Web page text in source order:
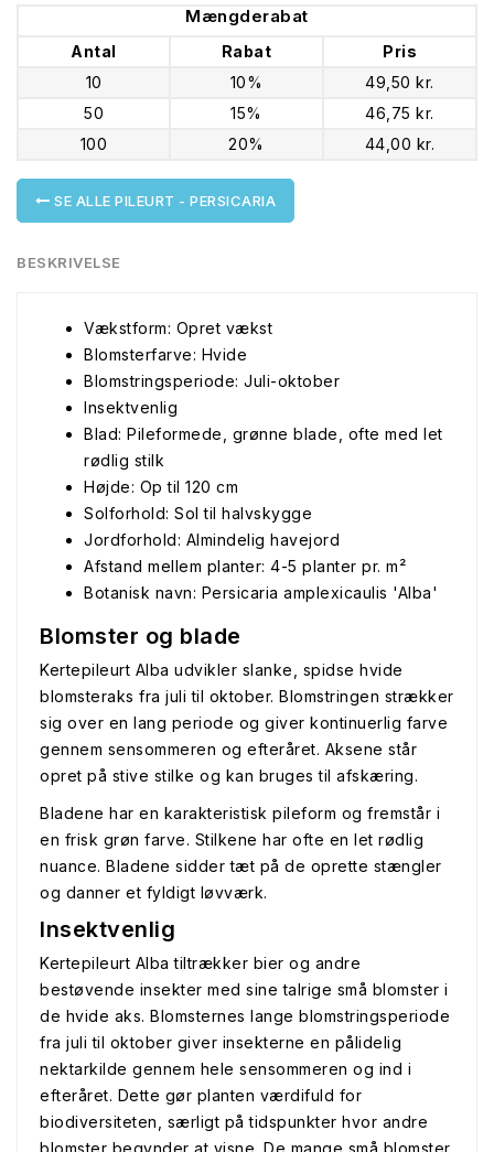
Mængderabat
Antal Rabat
Pris
10
10%
49,50 kr.
50
15%
46,75 kr.
100
20% 44,00 kr.
SE ALLE PILEURT - PERSICARIA
BESKRIVELSE
Vækstform: Opret vækst
Blomsterfarve: Hvide
Blomstringsperiode: Juli-oktober
Insektvenlig
Blad: Pileformede, grønne blade, ofte med let
rødlig stilk
Højde: Op til 120 cm
Solforhold: Sol til halvskygge
Jordforhold: Almindelig havejord
Afstand mellem planter: 4-5 planter pr. m²
Botanisk navn: Persicaria amplexicaulis 'Alba'
Blomster og blade
Kertepileurt Alba udvikler slanke, spidse hvide
blomsteraks fra juli til oktober. Blomstringen strækker
sig over en lang periode og giver kontinuerlig farve
gennem sensommeren og efteråret. Aksene står
opret på stive stilke og kan bruges til afskæring.
Bladene har en karakteristisk pileform og fremstår i
en frisk grøn farve. Stilkene har ofte en let rødlig
nuance. Bladene sidder tæt på de oprette stængler
og danner et fyldigt løvværk.
Insektvenlig
Kertepileurt Alba tiltrækker bier og andre
bestøvende insekter med sine talrige små blomster i
de hvide aks. Blomsternes lange blomstringsperiode
fra juli til oktober giver insekterne en pålidelig
nektarkilde gennem hele sensommeren og ind i
efteråret. Dette gør planten værdifuld for
biodiversiteten, særligt på tidspunkter hvor andre
blomster begynder at visne. De mange små blomster